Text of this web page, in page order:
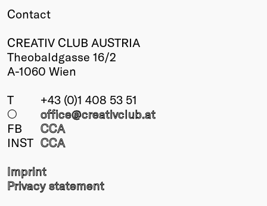
Contact
CREATIV CLUB AUSTRIA
Theobaldgasse 16/2
A-1060 Wien
T
+43 (0)1 408 53 51
○
office@creativclub.at
FB
CCA
INST CCA
Imprint
Privacy statement